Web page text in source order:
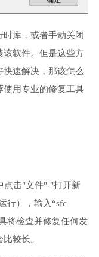
库，或者手动关闭
该软件。但是这些方
速解决，那该怎么
使用专业的修复工具
点击"文件"-"打开新
行），输入“sfc
将检查并修复任何发
较长。